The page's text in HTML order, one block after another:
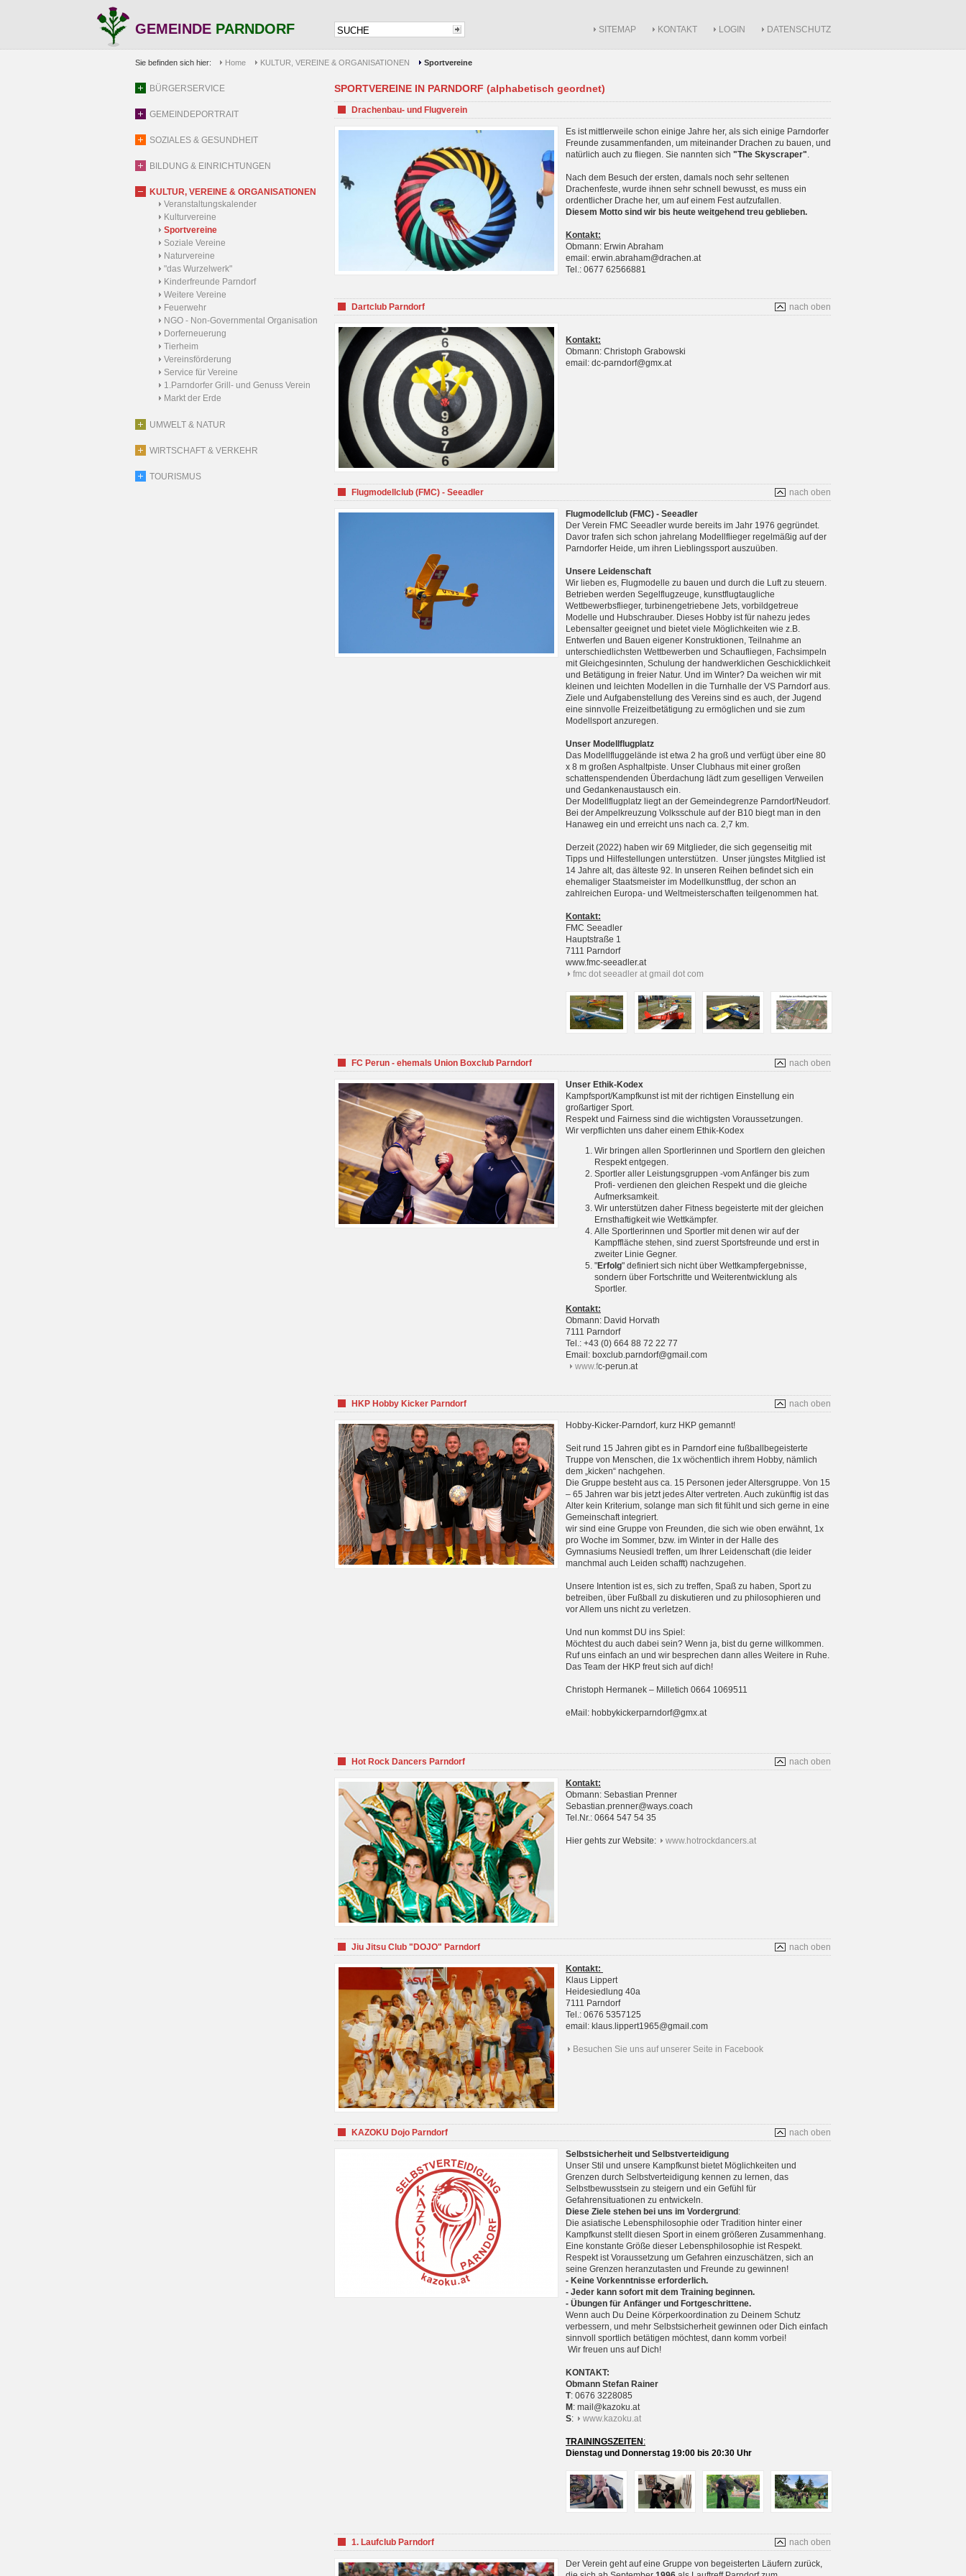
GEMEINDE PARNDORF SITEMAP KONTAKT LOGIN DATENSCHUTZ
Sie befinden sich hier: Home KULTUR, VEREINE & ORGANISATIONEN Sportvereine
BÜRGERSERVICE
GEMEINDEPORTRAIT
SOZIALES & GESUNDHEIT
BILDUNG & EINRICHTUNGEN
KULTUR, VEREINE & ORGANISATIONEN
Veranstaltungskalender
Kulturvereine
Sportvereine
Soziale Vereine
Naturvereine
"das Wurzelwerk"
Kinderfreunde Parndorf
Weitere Vereine
Feuerwehr
NGO - Non-Governmental Organisation
Dorferneuerung
Tierheim
Vereinsförderung
Service für Vereine
1.Parndorfer Grill- und Genuss Verein
Markt der Erde
UMWELT & NATUR
WIRTSCHAFT & VERKEHR
TOURISMUS
SPORTVEREINE IN PARNDORF (alphabetisch geordnet)
Drachenbau- und Flugverein
Es ist mittlerweile schon einige Jahre her, als sich einige Parndorfer
Freunde zusammenfanden, um miteinander Drachen zu bauen, und
natürlich auch zu fliegen. Sie nannten sich "The Skyscraper".
Nach dem Besuch der ersten, damals noch sehr seltenen
Drachenfeste, wurde ihnen sehr schnell bewusst, es muss ein
ordentlicher Drache her, um auf einem Fest aufzufallen.
Diesem Motto sind wir bis heute weitgehend treu geblieben.
Kontakt:
Obmann: Erwin Abraham
email: erwin.abraham@drachen.at
Tel.: 0677 62566881
nach oben
Dartclub Parndorf
Kontakt:
Obmann: Christoph Grabowski
email: dc-parndorf@gmx.at
nach oben
Flugmodellclub (FMC) - Seeadler
Flugmodellclub (FMC) - Seeadler
Der Verein FMC Seeadler wurde bereits im Jahr 1976 gegründet.
Davor trafen sich schon jahrelang Modellflieger regelmäßig auf der
Parndorfer Heide, um ihren Lieblingssport auszuüben.
Unsere Leidenschaft
Wir lieben es, Flugmodelle zu bauen und durch die Luft zu steuern.
Betrieben werden Segelflugzeuge, kunstflugtaugliche
Wettbewerbsflieger, turbinengetriebene Jets, vorbildgetreue
Modelle und Hubschrauber. Dieses Hobby ist für nahezu jedes
Lebensalter geeignet und bietet viele Möglichkeiten wie z.B.
Entwerfen und Bauen eigener Konstruktionen, Teilnahme an
unterschiedlichsten Wettbewerben und Schaufliegen, Fachsimpeln
mit Gleichgesinnten, Schulung der handwerklichen Geschicklichkeit
und Betätigung in freier Natur. Und im Winter? Da weichen wir mit
kleinen und leichten Modellen in die Turnhalle der VS Parndorf aus.
Ziele und Aufgabenstellung des Vereins sind es auch, der Jugend
eine sinnvolle Freizeitbetätigung zu ermöglichen und sie zum
Modellsport anzuregen.
Unser Modellflugplatz
Das Modellfluggelände ist etwa 2 ha groß und verfügt über eine 80
x 8 m großen Asphaltpiste. Unser Clubhaus mit einer großen
schattenspendenden Überdachung lädt zum geselligen Verweilen
und Gedankenaustausch ein.
Der Modellflugplatz liegt an der Gemeindegrenze Parndorf/Neudorf.
Bei der Ampelkreuzung Volksschule auf der B10 biegt man in den
Hanaweg ein und erreicht uns nach ca. 2,7 km.
Derzeit (2022) haben wir 69 Mitglieder, die sich gegenseitig mit
Tipps und Hilfestellungen unterstützen. Unser jüngstes Mitglied ist
14 Jahre alt, das älteste 92. In unseren Reihen befindet sich ein
ehemaliger Staatsmeister im Modellkunstflug, der schon an
zahlreichen Europa- und Weltmeister­schaften teilgenommen hat.
Kontakt:
FMC Seeadler
Hauptstraße 1
7111 Parndorf
www.fmc-seeadler.at
fmc dot seeadler at gmail dot com
nach oben
FC Perun - ehemals Union Boxclub Parndorf
Unser Ethik-Kodex
Kampfsport/Kampfkunst ist mit der richtigen Einstellung ein
großartiger Sport.
Respekt und Fairness sind die wichtigsten Voraussetzungen.
Wir verpflichten uns daher einem Ethik-Kodex
Wir bringen allen Sportlerinnen und Sportlern den gleichen
Respekt entgegen.
Sportler aller Leistungsgruppen -vom Anfänger bis zum
Profi- verdienen den gleichen Respekt und die gleiche
Aufmerksamkeit.
Wir unterstützen daher Fitness begeisterte mit der gleichen
Ernsthaftigkeit wie Wettkämpfer.
Alle Sportlerinnen und Sportler mit denen wir auf der
Kampffläche stehen, sind zuerst Sportsfreunde und erst in
zweiter Linie Gegner.
"Erfolg" definiert sich nicht über Wettkampfergebnisse,
sondern über Fortschritte und Weiterentwicklung als
Sportler.
Kontakt:
Obmann: David Horvath
7111 Parndorf
Tel.: +43 (0) 664 88 72 22 77
Email: boxclub.parndorf@gmail.com
www.fc-perun.at
nach oben
HKP Hobby Kicker Parndorf
Hobby-Kicker-Parndorf, kurz HKP gemannt!
Seit rund 15 Jahren gibt es in Parndorf eine fußballbegeisterte
Truppe von Menschen, die 1x wöchentlich ihrem Hobby, nämlich
dem „kicken“ nachgehen.
Die Gruppe besteht aus ca. 15 Personen jeder Altersgruppe. Von 15
– 65 Jahren war bis jetzt jedes Alter vertreten. Auch zukünftig ist das
Alter kein Kriterium, solange man sich fit fühlt und sich gerne in eine
Gemeinschaft integriert.
wir sind eine Gruppe von Freunden, die sich wie oben erwähnt, 1x
pro Woche im Sommer, bzw. im Winter in der Halle des
Gymnasiums Neusiedl treffen, um Ihrer Leidenschaft (die leider
manchmal auch Leiden schafft) nachzugehen.
Unsere Intention ist es, sich zu treffen, Spaß zu haben, Sport zu
betreiben, über Fußball zu diskutieren und zu philosophieren und
vor Allem uns nicht zu verletzen.
Und nun kommst DU ins Spiel:
Möchtest du auch dabei sein? Wenn ja, bist du gerne willkommen.
Ruf uns einfach an und wir besprechen dann alles Weitere in Ruhe.
Das Team der HKP freut sich auf dich!
Christoph Hermanek – Milletich 0664 1069511
eMail: hobbykickerparndorf@gmx.at
nach oben
Hot Rock Dancers Parndorf
Kontakt:
Obmann: Sebastian Prenner
Sebastian.prenner@ways.coach
Tel.Nr.: 0664 547 54 35
Hier gehts zur Website: www.hotrockdancers.at
nach oben
Jiu Jitsu Club "DOJO" Parndorf
Kontakt:
Klaus Lippert
Heidesiedlung 40a
7111 Parndorf
Tel.: 0676 5357125
email: klaus.lippert1965@gmail.com
Besuchen Sie uns auf unserer Seite in Facebook
nach oben
KAZOKU Dojo Parndorf
Selbstsicherheit und Selbstverteidigung
Unser Stil und unsere Kampfkunst bietet Möglichkeiten und
Grenzen durch Selbstverteidigung kennen zu lernen, das
Selbstbewusstsein zu steigern und ein Gefühl für
Gefahrensituationen zu entwickeln.
Diese Ziele stehen bei uns im Vordergrund :
Die asiatische Lebensphilosophie oder Tradition hinter einer
Kampfkunst stellt diesen Sport in einem größeren Zusammenhang.
Eine konstante Größe dieser Lebensphilosophie ist Respekt.
Respekt ist Voraussetzung um Gefahren einzuschätzen, sich an
seine Grenzen heranzutasten und Freunde zu gewinnen!
- Keine Vorkenntnisse erforderlich.
- Jeder kann sofort mit dem Training beginnen.
- Übungen für Anfänger und Fortgeschrittene.
Wenn auch Du Deine Körperkoordination zu Deinem Schutz
verbessern, und mehr Selbstsicherheit gewinnen oder Dich einfach
sinnvoll sportlich betätigen möchtest, dann komm vorbei!
Wir freuen uns auf Dich!
KONTAKT:
Obmann Stefan Rainer
T: 0676 3228085
M : mail@kazoku.at
S: www.kazoku.at
TRAININGSZEITEN :
Dienstag und Donnerstag 19:00 bis 20:30 Uhr
nach oben
1. Laufclub Parndorf
Der Verein geht auf eine Gruppe von begeisterten Läufern zurück,